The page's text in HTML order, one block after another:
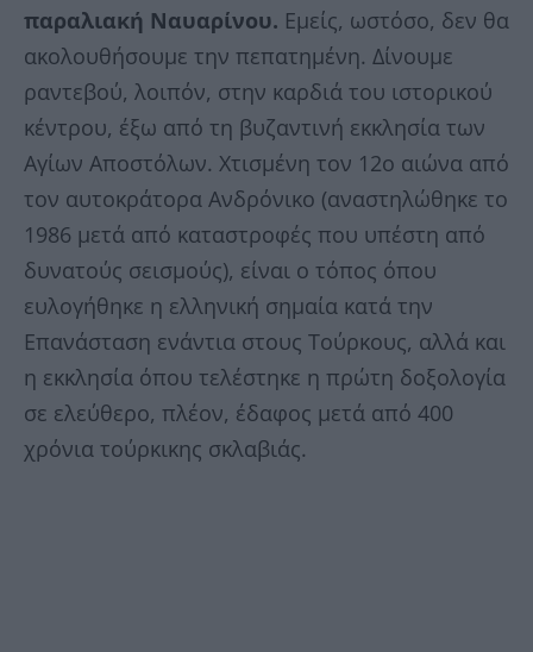
παραλιακή Ναυαρίνου. Εμείς, ωστόσο, δεν θα
ακολουθήσουμε την πεπατημένη. Δίνουμε
ραντεβού, λοιπόν, στην καρδιά του ιστορικού
κέντρου, έξω από τη βυζαντινή εκκλησία των
Αγίων Αποστόλων. Χτισμένη τον 12ο αιώνα από
τον αυτοκράτορα Ανδρόνικο (αναστηλώθηκε το
1986 μετά από καταστροφές που υπέστη από
δυνατούς σεισμούς), είναι ο τόπος όπου
ευλογήθηκε η ελληνική σημαία κατά την
Επανάσταση ενάντια στους Τούρκους, αλλά και
η εκκλησία όπου τελέστηκε η πρώτη δοξολογία
σε ελεύθερο, πλέον, έδαφος μετά από 400
χρόνια τούρκικης σκλαβιάς.